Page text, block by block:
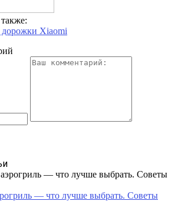
дорожки Xiaomi
— что лучше выбрать. Советы